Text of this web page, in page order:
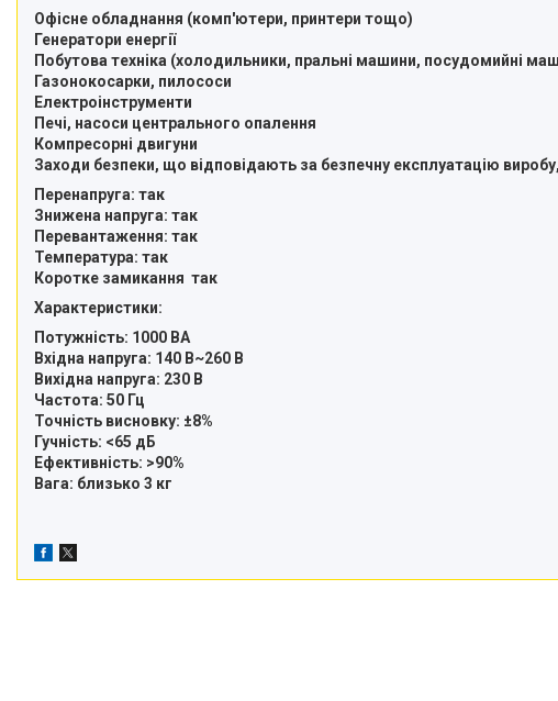
Офісне обладнання (комп'ютери, принтери тощо)
Генератори енергії
Побутова техніка (холодильники, пральні машини, посудомийні
Газонокосарки, пилососи
Електроінструменти
Печі, насоси центрального опалення
Компресорні двигуни
Заходи безпеки, що відповідають за безпечну експлуатацію
Перенапруга: так
Знижена напруга: так
Перевантаження: так
Температура: так
Коротке замикання так
Характеристики:
Потужність: 1000 ВА
Вхідна напруга: 140 В~260 В
Вихідна напруга: 230 В
Частота: 50 Гц
Точність висновку: ±8%
Гучність: <65 дБ
Ефективність: >90%
Вага: близько 3 кг